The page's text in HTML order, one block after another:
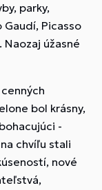
parky,
Picasso
úžasné
bol krásny,
-
chvíľu stali
nové